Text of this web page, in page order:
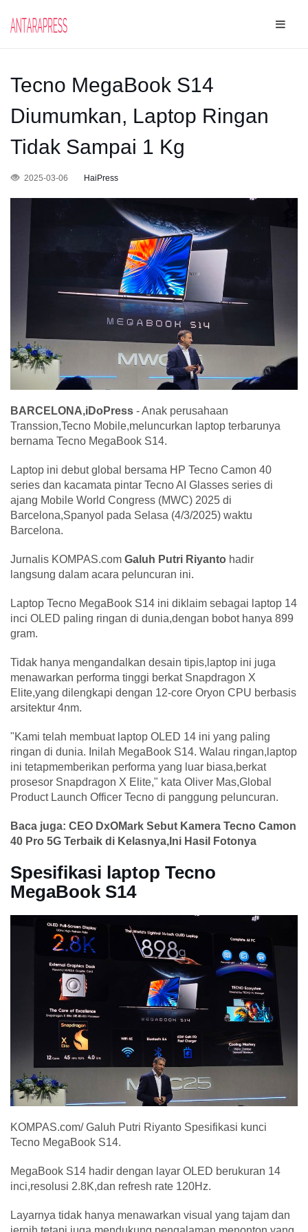
Tecno MegaBook S14
Diumumkan, Laptop Ringan
Tidak Sampai 1 Kg
2025-03-06 HaiPress
BARCELONA,iDoPress - Anak perusahaan
Transsion,Tecno Mobile,meluncurkan laptop terbarunya
bernama Tecno MegaBook S14.
Laptop ini debut global bersama HP Tecno Camon 40
series dan kacamata pintar Tecno AI Glasses series di
ajang Mobile World Congress (MWC) 2025 di
Barcelona,Spanyol pada Selasa (4/3/2025) waktu
Barcelona.
Jurnalis KOMPAS.com Galuh Putri Riyanto hadir
langsung dalam acara peluncuran ini.
Laptop Tecno MegaBook S14 ini diklaim sebagai laptop 14
inci OLED paling ringan di dunia,dengan bobot hanya 899
gram.
Tidak hanya mengandalkan desain tipis,laptop ini juga
menawarkan performa tinggi berkat Snapdragon X
Elite,yang dilengkapi dengan 12-core Oryon CPU berbasis
arsitektur 4nm.
"Kami telah membuat laptop OLED 14 ini yang paling
ringan di dunia. Inilah MegaBook S14. Walau ringan,laptop
ini tetapmemberikan performa yang luar biasa,berkat
prosesor Snapdragon X Elite," kata Oliver Mas,Global
Product Launch Officer Tecno di panggung peluncuran.
Baca juga: CEO DxOMark Sebut Kamera Tecno Camon
40 Pro 5G Terbaik di Kelasnya,Ini Hasil Fotonya
Spesifikasi laptop Tecno
MegaBook S14
KOMPAS.com/ Galuh Putri Riyanto Spesifikasi kunci
Tecno MegaBook S14.
MegaBook S14 hadir dengan layar OLED berukuran 14
inci,resolusi 2.8K,dan refresh rate 120Hz.
Layarnya tidak hanya menawarkan visual yang tajam dan